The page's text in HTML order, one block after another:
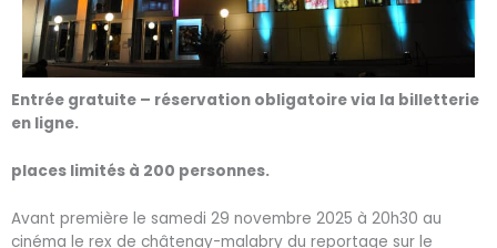
Entrée gratuite – réservation obligatoire via la billetterie
en ligne.
places limités à 200 personnes.
Avant première le samedi 29 novembre 2025 à 20h30 au
cinéma le rex de châtenay-malabry du reportage sur le